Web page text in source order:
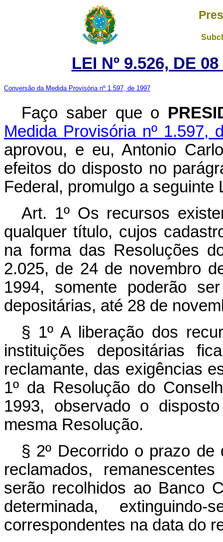
LEI Nº 9.526, DE
Conversão da Medida Provisória nº 1.597, de 1997
Faço saber que o
Medida Provisória nº 1.597,
aprovou, e eu, Antonio
efeitos do disposto no
Federal, promulgo a seguinte
Art. 1º Os recursos
qualquer título, cujos
na forma das Resoluções
2.025, de 24 de novembro
1994, somente poderão
depositárias, até 28 de
§ 1º A liberação dos
instituições depositárias
reclamante, das exigências
1º da Resolução do
1993, observado o
mesma Resolução.
§ 2º Decorrido o prazo
reclamados,
serão recolhidos ao Banco
determinada,
correspondentes na data do